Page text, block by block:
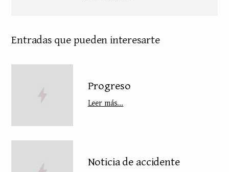
Entradas que pueden interesarte
Progreso
Leer más...
Noticia de accidente